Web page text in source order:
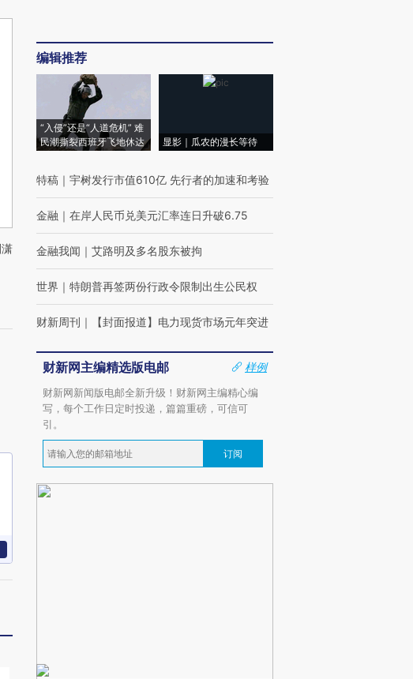
编辑推荐
“入侵”还是“人道危机” 难
民潮撕裂西班牙飞地休达
显影｜瓜农的漫长等待
特稿 ｜ 宇树发行市值610亿 先行者的加速和考验
金融 ｜ 在岸人民币兑美元汇率连日升破6.75
金融我闻 ｜ 艾路明及多名股东被拘
世界 ｜ 特朗普再签两份行政令限制出生公民权
财新周刊 ｜ 【封面报道】电力现货市场元年突进
财新网主编精选版电邮
样例
财新网新闻版电邮全新升级！财新网主编精心编
写，每个工作日定时投递，篇篇重磅，可信可
引。
订阅